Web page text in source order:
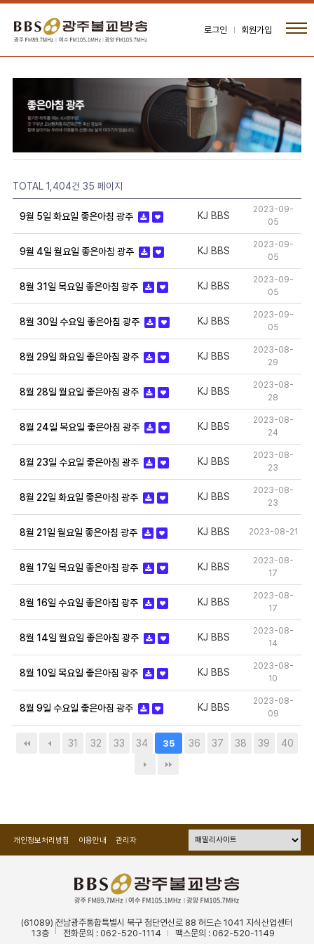
로그인 회원가입
TOTAL 1,404건 35 페이지
9월 5일 화요일 좋은아침 광주 KJ BBS
2023-09-
05
9월 4일 월요일 좋은아침 광주 KJ BBS
2023-09-
05
8월 31일 목요일 좋은아침 광주 KJ BBS
2023-09-
05
8월 30일 수요일 좋은아침 광주 KJ BBS
2023-09-
05
8월 29일 화요일 좋은아침 광주 KJ BBS
2023-08-
29
8월 28일 월요일 좋은아침 광주 KJ BBS
2023-08-
28
8월 24일 목요일 좋은아침 광주 KJ BBS
2023-08-
24
8월 23일 수요일 좋은아침 광주 KJ BBS
2023-08-
23
8월 22일 화요일 좋은아침 광주 KJ BBS
2023-08-
23
8월 21일 월요일 좋은아침 광주 KJ BBS 2023-08-21
8월 17일 목요일 좋은아침 광주 KJ BBS
2023-08-
17
8월 16일 수요일 좋은아침 광주 KJ BBS
2023-08-
17
8월 14일 월요일 좋은아침 광주 KJ BBS
2023-08-
14
8월 10일 목요일 좋은아침 광주 KJ BBS
2023-08-
10
8월 9일 수요일 좋은아침 광주 KJ BBS
2023-08-
09
31 32 33 34 35 36 37 38 39 40
개인정보처리방침 이용안내 관리자
(61089) 전남광주통합특별시 북구 첨단연신로 88 허드슨 1041 지식산업센터
13층
전화문의 : 062-520-1114 팩스문의 : 062-520-1149